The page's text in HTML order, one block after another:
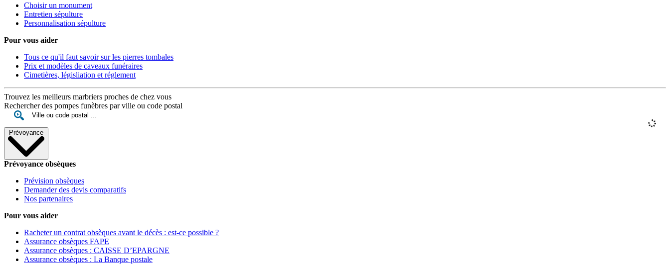
Choisir un monument
Entretien sépulture
Personnalisation sépulture
Pour vous aider
Tous ce qu'il faut savoir sur les pierres tombales
Prix et modèles de caveaux funéraires
Cimetières, législiation et réglement
Trouvez les meilleurs marbriers proches de chez vous
Rechercher des pompes funèbres par ville ou code postal
Prévoyance
Prévoyance obsèques
Prévision obsèques
Demander des devis comparatifs
Nos partenaires
Pour vous aider
Racheter un contrat obsèques avant le décès : est-ce possible ?
Assurance obsèques FAPE
Assurance obsèques : CAISSE D’EPARGNE
Assurance obsèques : La Banque postale